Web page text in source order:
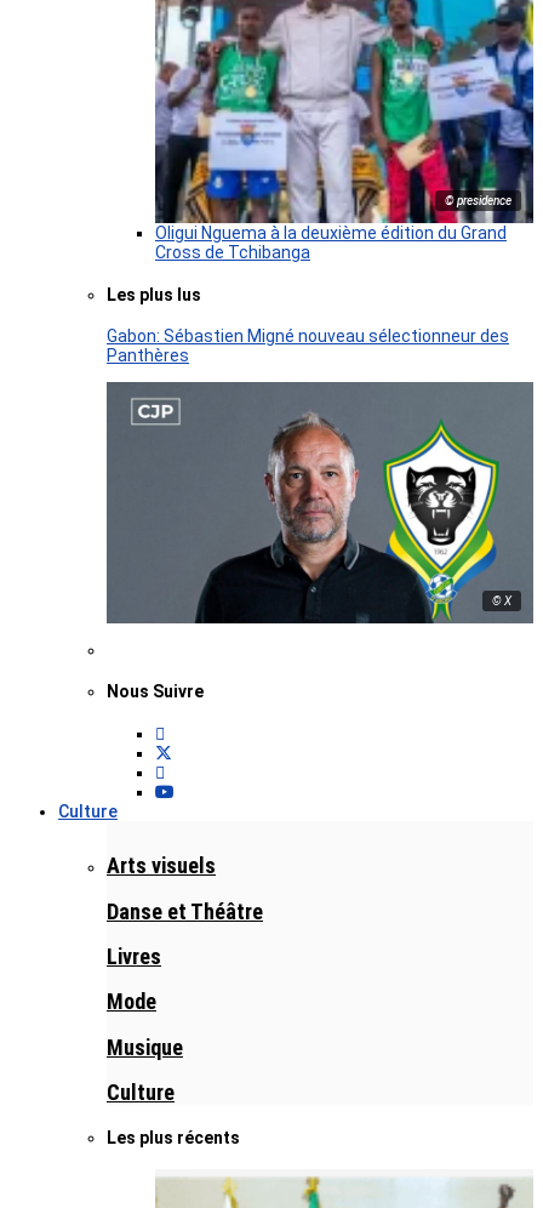
© presidence
Oligui Nguema à la deuxième édition du Grand
Cross de Tchibanga
Les plus lus
Gabon: Sébastien Migné nouveau sélectionneur des
Panthères
© X
Nous Suivre
Culture
Arts visuels
Danse et Théâtre
Livres
Mode
Musique
Culture
Les plus récents